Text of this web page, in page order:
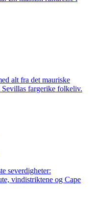
alt fra det mauriske
Sevillas fargerike folkeliv.
severdigheter:
vindistriktene og Cape